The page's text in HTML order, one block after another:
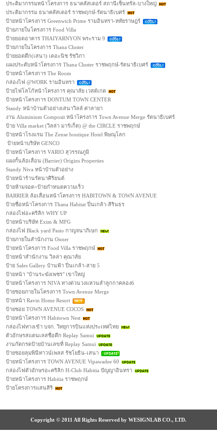
ประติมากรรมหน้าโครงการ ธนาคลัสเตอร์ สถานีเซ็นทรัล-บางใหญ่
ประติมากรรม ธนาคลัสเตอร์ ราชพฤกษ์-รัตนาธิเบศร์
ป้ายหน้าโครงการ Greenwich Prime รามอินทรา-หทัยราษฎร์
ป้ายภายในโครงการ Food Villa
ป้ายยอดอาคาร THAIYARNYON พระราม 9
ป้ายภายในโครงการ Thana Cluster
ป้ายยอดตึก(เสนา) เดอะนิช รัชวิภา
แผงประดับหน้าโครงการ Thana Cluster ราชพฤกษ์-รัตนาธิเบศร์
ป้ายหน้าโครงการ The Room
กล่องไฟ @WORK รามอินทรา
ป้ายไฟโลโก้หน้าโครงการ คุณาลัย เวสต์เกต
ป้ายหน้าโครงการ DONTUM TOWN CENTER
Standy หน้าบ้านตัวอย่างเสนาวิลล์ ศาลายา
งาน Aluminium Composit หน้าโครงการ Town Avenue Merge รัตนาธิเบศร์
ป้าย Villa market (วิลล่า มาร์เก็ต) @ the CIRCLE ราชพฤกษ์
ป้ายหน้าโรงแรม The Zense boutique Hotel พิษณุโลก
ป้ายหน้าบริษัท GENCO
ป้ายหน้าโครงการ VARIO สุวรรณภูมิ
แผงกั้นล้อเลื่อน (Barrier) Origins Properties
Standy Niva หน้าบ้านตัวอย่าง
ป้ายหน้าร้านรัตนาศิริยนต์
ป้ายห้ามจอด+ป้ายกำหนดความเร็ว
BARRIER ล้อเลื่อนหน้าโครงการ HABITOWN & TOWN AVENUE
ป้ายชื่อหน้าโครงการ Thana Habitat ปิ่นเกล้า-สิรินธร
กล่องไฟอะคริลิก WHY UP
ป้ายหน้าบริษัท Exim & MFG
กล่องไฟ Black yard Pasio กาญจนาภิเษก
ป้ายภายในสำนักงาน Onner
ป้ายหน้าโครงการ Food Villa ราชพฤกษ์
ป้ายหน้าสำนักงาน วิลล่า คุณาลัย
ป้าย Sales Gallery บ้านฟ้า ปิ่นเกล้า-สาย 5
ป้ายหน้า "บ้านระฆังเพชร" เขาใหญ่
ป้ายหน้าโครงการ NIVA ทางด่วนวงแหวนลำลูกกาคลอง6
ป้ายซอยภายในโครงการ Town Avenue Merge
ป้ายหน้า Ravin Home Resort
ป้ายซอย TOWN AVENUE COCOS
ป้ายหน้าโครงการ Habitown Nest
กล่องไฟทางเข้า บจก. วิทยุการบินแห่งประเทศไทย
ตัวอักษรสแตนเลสชื่อตึก Replay Samui
งานกัดกรดป้ายบ้านเลขที่ Replay Samui
ป้ายซอยลุมพินีทาวน์เพลส รัชโยธิน-เสนา
ป้ายหน้าโครงการ TOWN AVENUE Vipawadee 60
กล่องไฟตัวอักษรอะคริลิก H-Club Habitia ปัญญาอินทรา
ป้ายหน้าโครงการ Habitia ราชพฤกษ์
ป้ายโครงการแสนสิริ
Copyright © 2011 All Rights Reserved by WESIGNLAB CO., LTD.